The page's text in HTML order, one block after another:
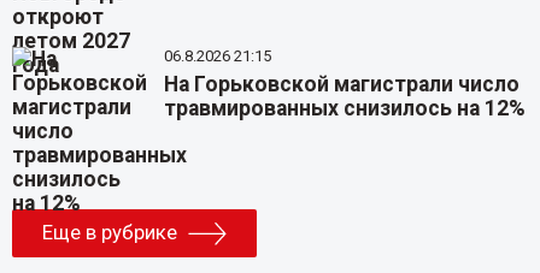
06.8.2026 21:15
На Горьковской магистрали число
травмированных снизилось на 12%
Еще в рубрике